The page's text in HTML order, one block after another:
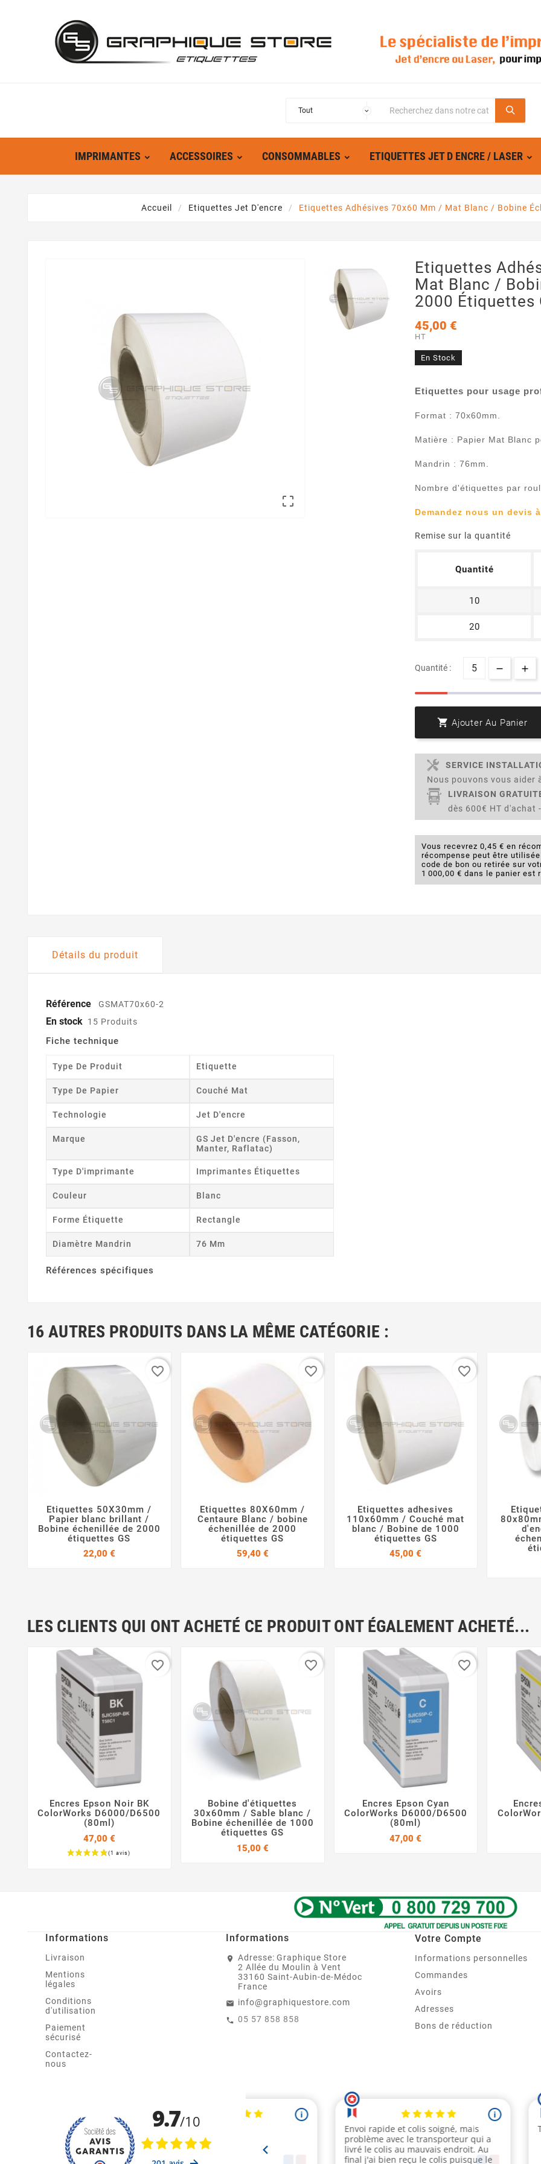
IMPRIMANTES ACCESSOIRES CONSOMMABLES ETIQUETTES JET D ENCRE / LASER
Accueil Etiquettes Jet D'encre Etiquettes Adhésives 70x60 Mm / Mat Blanc / Bobine

Etiquettes
Mat Blanc /
2000 Étiquettes
45,00 €
HT
En Stock
Etiquettes pour usage
Format : 70x60mm.
Matière : Papier Mat Blanc
Mandrin : 76mm.
Nombre d'étiquettes par
Demandez nous un devis
Remise sur la quantité
Quantité
10
20
Quantité :
 Ajouter Au Panier
SERVICE
Nous pouvons vous aider
LIVRAISON
dès 600€ HT d'achat
Vous recevrez 0,45 € en
récompense peut être
code de bon ou retirée sur
1 000,00 € dans le panier est
Détails du produit
Référence GSMAT70x60-2
En stock 15 Produits
Fiche technique
Type De Produit Etiquette
Type De Papier Couché Mat
Technologie Jet D'encre
Marque
GS Jet D'encre (Fasson,
Manter, Raflatac)
Type D'imprimante Imprimantes Étiquettes
Couleur Blanc
Forme Étiquette Rectangle
Diamètre Mandrin 76 Mm
Références spécifiques
16 AUTRES PRODUITS DANS LA MÊME CATÉGORIE :
 
Etiquettes 50X30mm /
Papier blanc brillant /
Bobine échenillée de 2000
étiquettes GS
22,00 €Prix
favorite_border
 
Etiquettes 80X60mm /
Centaure Blanc / bobine
échenillée de 2000
étiquettes GS
59,40 €Prix
favorite_border
 
Etiquettes adhesives
110x60mm / Couché mat
blanc / Bobine de 1000
étiquettes GS
45,00 €
favorite_border
LES CLIENTS QUI ONT ACHETÉ CE PRODUIT ONT ÉGALEMENT ACHETÉ...
 
Encres Epson Noir BK
ColorWorks D6000/D6500
(80ml)
47,00 €
Prix
favorite_border
 
Bobine d'étiquettes
30x60mm / Sable blanc /
Bobine échenillée de 1000
étiquettes GS
15,00 €Prix
favorite_border
 
Encres Epson Cyan
ColorWorks D6000/D6500
(80ml)
47,00 €
favorite_border
Informations
Livraison
Mentions
légales
Conditions
d'utilisation
Paiement
sécurisé
Contactez-
nous
Informations
Adresse: Graphique Store
2 Allée du Moulin à Vent
33160 Saint-Aubin-de-Médoc
France
info@graphiquestore.com
05 57 858 858
Votre Compte
Informations personnelles
Commandes
Avoirs
Adresses
Bons de réduction